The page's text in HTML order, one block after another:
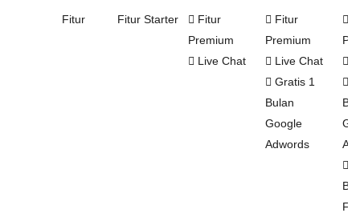
Fitur Fitur Starter
Fitur
Premium
Live Chat
Fitur
Premium
Live Chat
Gratis 1
Bulan
Google
Adwords